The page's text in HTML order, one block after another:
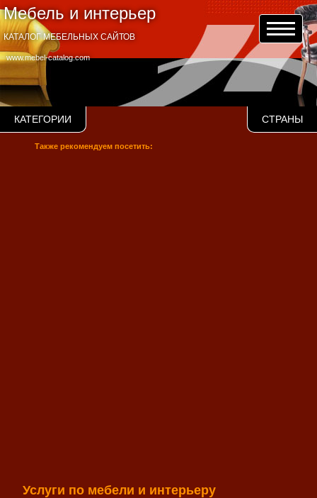
Мебель и интерьер
www.mebel-catalog.com
КАТАЛОГ МЕБЕЛЬНЫХ САЙТОВ
КАТЕГОРИИ СТРАНЫ
Также рекомендуем посетить:
Услуги по мебели и интерьеру